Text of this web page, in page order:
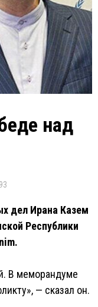
над
дел Ирана Казем
Республики
В меморандуме
— сказал он.